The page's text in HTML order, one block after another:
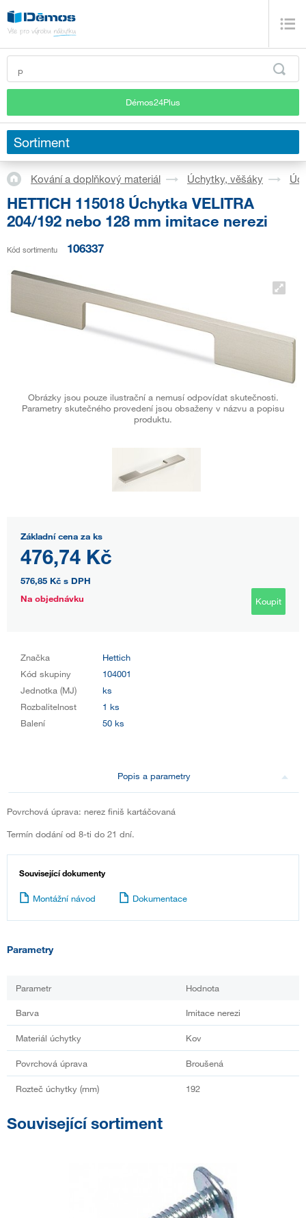
Démos24Plus
Sortiment
Kování a doplňkový materiál Úchytky, věšáky
HETTICH 115018 Úchytka VELITRA
204/192 nebo 128 mm imitace nerezi
Kód sortimentu 106337
Obrázky jsou pouze ilustrační a nemusí odpovídat skutečnosti.
Parametry skutečného provedení jsou obsaženy v názvu a popisu
produktu.
Základní cena za ks
476,74 Kč
576,85 Kč s DPH
Na objednávku
Koupit
Značka
Hettich
Kód skupiny
104001
Jednotka (MJ)
ks
Rozbalitelnost
1 ks
Balení
50 ks
Popis a parametry
Povrchová úprava: nerez finiš kartáčovaná
Termín dodání od 8-ti do 21 dní.
Související dokumenty
Montážní návod Dokumentace
Parametry
Parametr Hodnota
Barva Imitace nerezi
Materiál úchytky Kov
Povrchová úprava Broušená
Rozteč úchytky (mm) 192
Související sortiment